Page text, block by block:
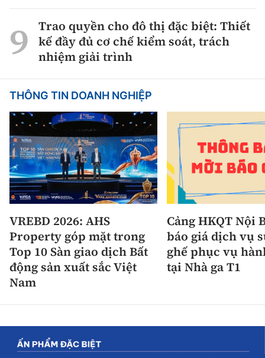
Trao quyền cho đô thị đặc biệt: Thiết
kế đầy đủ cơ chế kiểm soát, trách
nhiệm giải trình
THÔNG TIN DOANH NGHIỆP
VREBD 2026: AHS
Property góp mặt trong
Top 10 Sàn giao dịch Bất
động sản xuất sắc Việt
Nam
Cảng HKQT Nội
báo giá dịch vụ
ghế phục vụ
tại Nhà ga T1